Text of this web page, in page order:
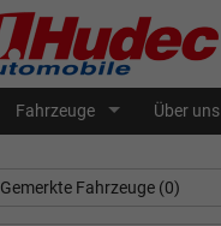
Fahrzeuge Über uns
Gemerkte Fahrzeuge (0)